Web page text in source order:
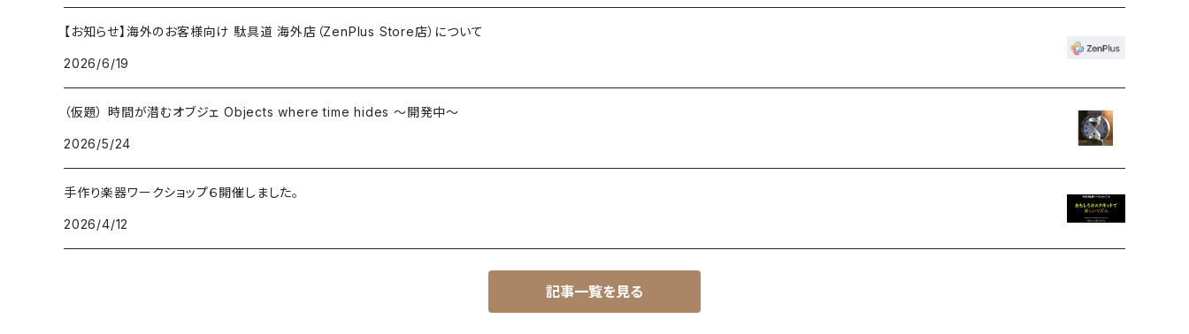
【お知らせ】海外のお客様向け 駄具道 海外店（ZenPlus Store店）について
2026/6/19
（仮題） 時間が潜むオブジェ Objects where time hides ～開発中～
2026/5/24
手作り楽器ワークショップ６開催しました。
2026/4/12
記事一覧を見る